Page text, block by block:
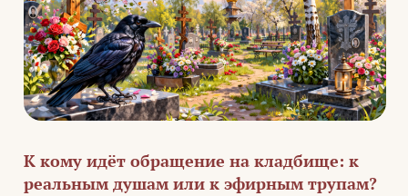
К кому идёт обращение на кладбище: к
реальным душам или к эфирным трупам?